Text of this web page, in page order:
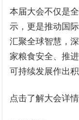
本届大会不仅是
示，更是推动国
汇聚全球智慧，
家粮食安全、推
可持续发展作出积
点击了解大会详情